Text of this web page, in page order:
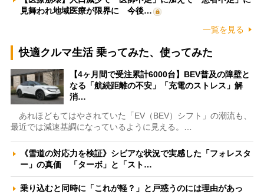
見舞われ地域医療が限界に 今後…
一覧を見る
快適クルマ生活 乗ってみた、使ってみた
【4ヶ月間で受注累計6000台】BEV普及の障壁と
なる「航続距離の不安」「充電のストレス」解
消…
あれほどもてはやされていた「EV（BEV）シフト」の潮流も、
最近では減速基調になっているように見える。…
《雪道の対応力を検証》シビアな状況で実感した「フォレスタ
ー」の真価 「ターボ」と「スト…
乗り込むと同時に「これが軽？」と戸惑うのには理由があっ